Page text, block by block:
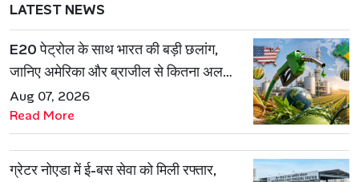
LATEST NEWS
E20 पेट्रोल के साथ भारत की बड़ी छलांग,
जानिए अमेरिका और ब्राजील से कितना अलग
है एथेनॉल मॉडल
Aug 07, 2026
Read More
ग्रेटर नोएडा में ई-बस सेवा को मिली रफ्तार,